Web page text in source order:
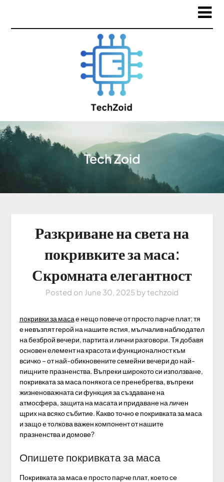
Tech Zoid
Разкриване на света на
покривките за маса:
Скромната елегантност
Posted on June 30, 2025 bytechzoid
покривки за масае нещо повече от просто парче плат; тя
е невъзпят герой на нашите ястия, мълчалив наблюдател
на безброй вечери, партита и лични разговори. Тя добавя
основен елемент на красота и функционалност към
всичко – от най-обикновените семейни вечери до най-
пищните празненства. Въпреки широкото си използване,
покривката за маса понякога се пренебрегва, въпреки
жизненоважната си функция за създаване на
атмосфера, защита на масата и придаване на личен
щрих на всяко събитие. Какво точно е покривката за маса
и защо е толкова важен компонент от нашите
празненства и домове?
Опишете покривката за маса
Покривката за маса е просто парче плат, което се